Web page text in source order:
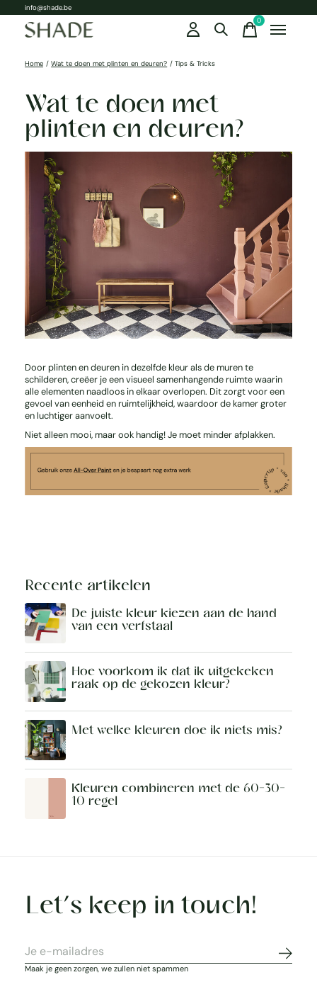
info@shade.be
0items
Home / Wat te doen met plinten en deuren? / Tips & Tricks
Wat te doen met
plinten en deuren?
Door plinten en deuren in dezelfde kleur als de muren te
schilderen, creëer je een visueel samenhangende ruimte waarin
alle elementen naadloos in elkaar overlopen. Dit zorgt voor een
gevoel van eenheid en ruimtelijkheid, waardoor de kamer groter
en luchtiger aanvoelt.
Niet alleen mooi, maar ook handig! Je moet minder afplakken.
Recente artikelen
De juiste kleur kiezen aan de hand
van een verfstaal
Hoe voorkom ik dat ik uitgekeken
raak op de gekozen kleur?
Met welke kleuren doe ik niets mis?
Kleuren combineren met de 60-30-
10 regel
Let’s keep in touch!
Maak je geen zorgen, we zullen niet spammen